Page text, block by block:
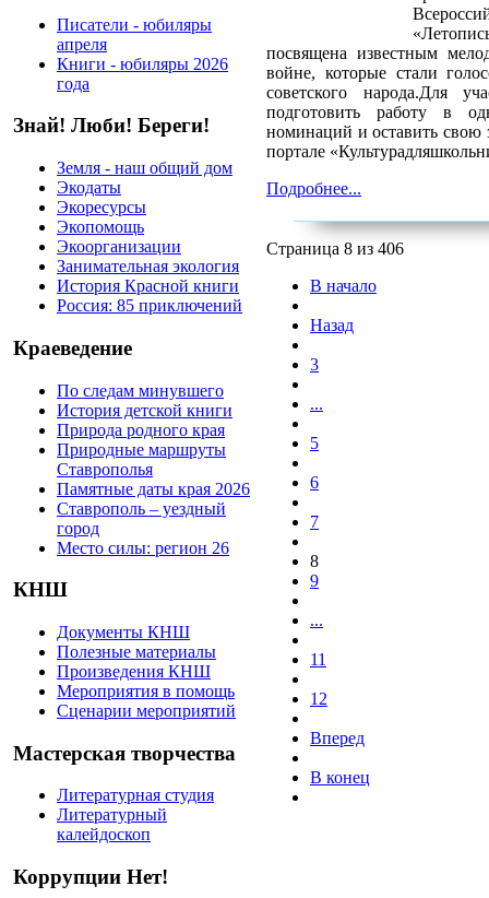
Писатели - юбиляры
апреля
Книги - юбиляры 2026
года
Знай! Люби! Береги!
Земля - наш общий дом
Экодаты
Экоресурсы
Экопомощь
Экоорганизации
Занимательная экология
История Красной книги
Россия: 85 приключений
Краеведение
По следам минувшего
История детской книги
Природа родного края
Природные маршруты
Ставрополья
Памятные даты края 2026
Ставрополь – уездный
город
Место силы: регион 26
КНШ
Документы КНШ
Полезные материалы
Произведения КНШ
Мероприятия в помощь
Сценарии мероприятий
Мастерская творчества
Литературная студия
Литературный
калейдоскоп
Коррупции Нет!
посвящена известным
войне, которые стали
советского народа.Для
подготовить работу в
номинаций и оставить свою
портале
Подробнее...
Страница 8 из 406
В начало
Назад
3
...
5
6
7
8
9
...
11
12
Вперед
В конец